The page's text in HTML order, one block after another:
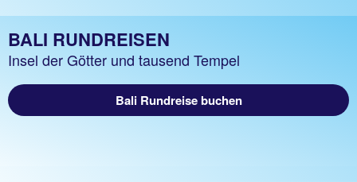
BALI RUNDREISEN
Insel der Götter und tausend Tempel
Bali Rundreise buchen